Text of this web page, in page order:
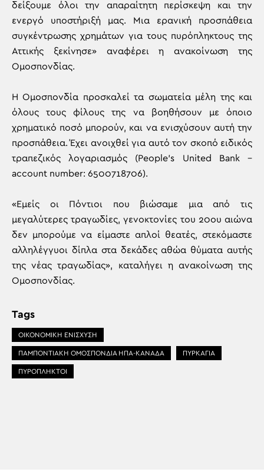
δείξουμε όλοι την απαραίτητη περίσκεψη και την
ενεργό υποστήριξή μας. Μια ερανική προσπάθεια
συγκέντρωσης χρημάτων για τους πυρόπληκτους της
Αττικής ξεκίνησε» αναφέρει η ανακοίνωση της
Ομοσπονδίας.
Η Ομοσπονδία προσκαλεί τα σωματεία μέλη της και
όλους τους φίλους της να βοηθήσουν με όποιο
χρηματικό ποσό μπορούν, και να ενισχύσουν αυτή την
προσπάθεια. Έχει ανοιχθεί για αυτό τον σκοπό ειδικός
τραπεζικός λογαριασμός (People’s United Bank –
account number: 6500718706).
«Εμείς οι Πόντιοι που βιώσαμε μια από τις
μεγαλύτερες τραγωδίες, γενοκτονίες του 20ου αιώνα
δεν μπορούμε να είμαστε απλοί θεατές, στεκόμαστε
αλληλέγγυοι δίπλα στα δεκάδες αθώα θύματα αυτής
της νέας τραγωδίας», καταλήγει η ανακοίνωση της
Ομοσπονδίας.
Tags
ΟΙΚΟΝΟΜΙΚΗ ΕΝΙΣΧΥΣΗ
ΠΑΜΠΟΝΤΙΑΚΗ ΟΜΟΣΠΟΝΔΙΑ ΗΠΑ-ΚΑΝΑΔΑ ΠΥΡΚΑΓΙΑ
ΠΥΡΟΠΛΗΚΤΟΙ